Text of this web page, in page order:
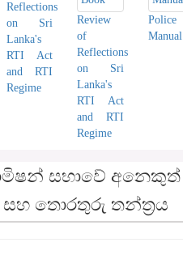
Reflections
on Sri
Lanka's
RTI Act
and RTI
Regime
Review
of
Reflections
on Sri
Lanka's
RTI Act
and RTI
Regime
Police
Manual
සභාවේ අනෙකුත්
සහ තොරතුරු තන්ත්‍රය